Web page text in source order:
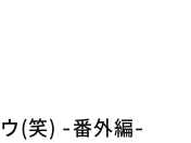
(笑) -番外編-